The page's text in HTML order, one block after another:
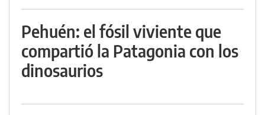
Pehuén: el fósil viviente que
compartió la Patagonia con los
dinosaurios